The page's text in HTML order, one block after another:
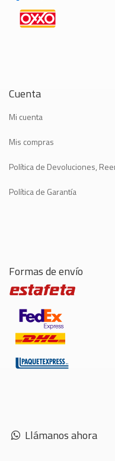
Cuenta
Mi cuenta
Mis compras
Política de Devoluciones,
Política de Garantía
Formas de envío
Llámanos ahora